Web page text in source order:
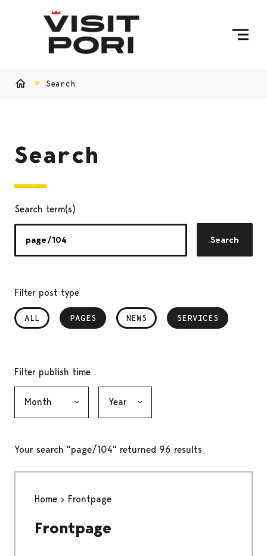
Search
Search
Search term(s)
Search
Filter post type
ALL PAGES
, SELECTED NEWS SERVICES
, SELECTED
Filter publish time
Your search "page/104" returned 96 results
Home Frontpage
Frontpage